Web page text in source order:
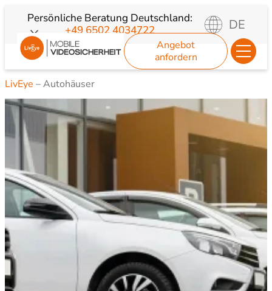
Inhalt
springen
Persönliche Beratung Deutschland:
+49 6502 4034722
DE
Angebot
anfordern
LivEye –Autohäuser